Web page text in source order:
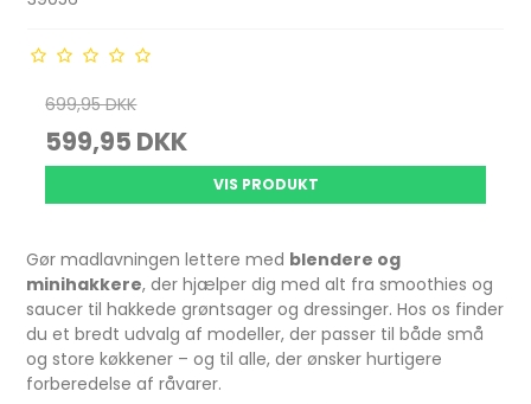
699,95 DKK
599,95 DKK
VIS PRODUKT
Gør madlavningen lettere med blendere og
minihakkere, der hjælper dig med alt fra smoothies og
saucer til hakkede grøntsager og dressinger. Hos os finder
du et bredt udvalg af modeller, der passer til både små
og store køkkener – og til alle, der ønsker hurtigere
forberedelse af råvarer.